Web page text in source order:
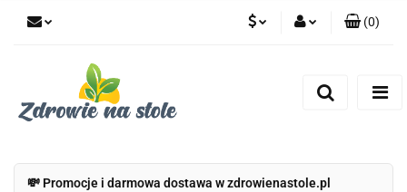
(0)
💸 Promocje i darmowa dostawa w zdrowienastole.pl